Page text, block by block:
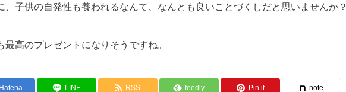
子供の自発性も養われるなんて、なんとも良いことづくしだと思いませんか？
高のプレゼントになりそうですね。
Hatena LINE RSS feedly Pin it note